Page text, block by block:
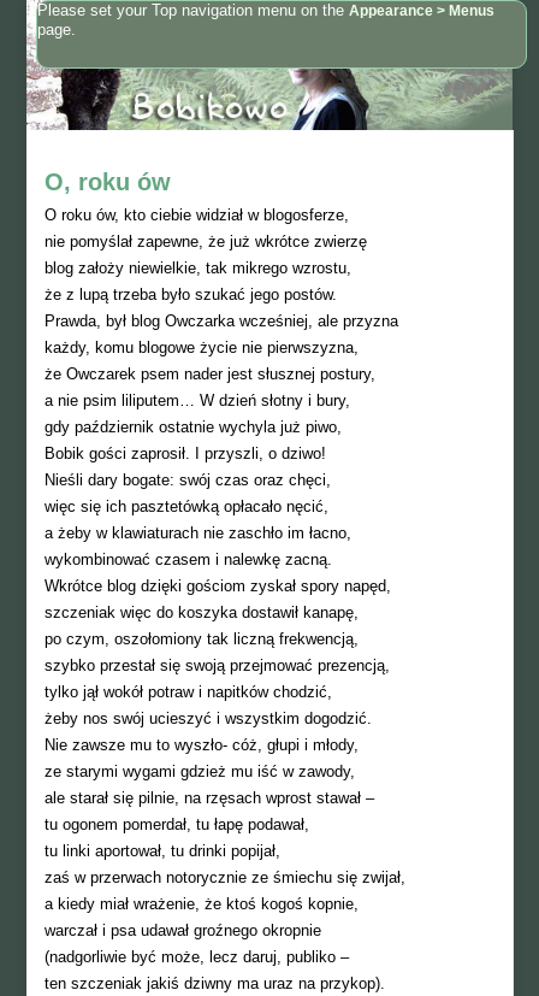
Please set your Top navigation menu on the Appearance > Menus
page.
O, roku ów
O roku ów, kto ciebie widział w blogosferze,
nie pomyślał zapewne, że już wkrótce zwierzę
blog założy niewielkie, tak mikrego wzrostu,
że z lupą trzeba było szukać jego postów.
Prawda, był blog Owczarka wcześniej, ale przyzna
każdy, komu blogowe życie nie pierwszyzna,
że Owczarek psem nader jest słusznej postury,
a nie psim liliputem… W dzień słotny i bury,
gdy październik ostatnie wychyla już piwo,
Bobik gości zaprosił. I przyszli, o dziwo!
Nieśli dary bogate: swój czas oraz chęci,
więc się ich pasztetówką opłacało nęcić,
a żeby w klawiaturach nie zaschło im łacno,
wykombinować czasem i nalewkę zacną.
Wkrótce blog dzięki gościom zyskał spory napęd,
szczeniak więc do koszyka dostawił kanapę,
po czym, oszołomiony tak liczną frekwencją,
szybko przestał się swoją przejmować prezencją,
tylko jął wokół potraw i napitków chodzić,
żeby nos swój ucieszyć i wszystkim dogodzić.
Nie zawsze mu to wyszło- cóż, głupi i młody,
ze starymi wygami gdzież mu iść w zawody,
ale starał się pilnie, na rzęsach wprost stawał –
tu ogonem pomerdał, tu łapę podawał,
tu linki aportował, tu drinki popijał,
zaś w przerwach notorycznie ze śmiechu się zwijał,
a kiedy miał wrażenie, że ktoś kogoś kopnie,
warczał i psa udawał groźnego okropnie
(nadgorliwie być może, lecz daruj, publiko –
ten szczeniak jakiś dziwny ma uraz na przykop).